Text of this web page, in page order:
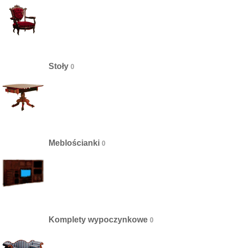
Stoły
Meblościanki
Komplety wypoczynkowe